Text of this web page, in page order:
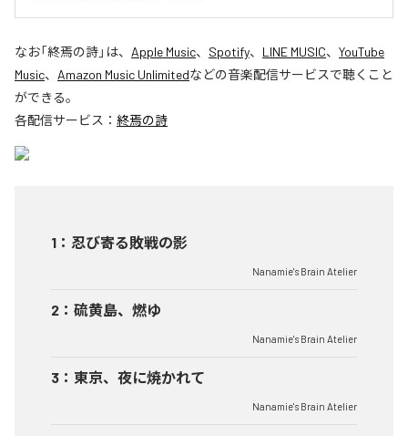
なお「終焉の詩」は、 Apple Music、 Spotify、 LINE MUSIC、 YouTube
Music、 Amazon Music Unlimitedなどの音楽配信サービスで聴くこと
ができる。
各配信サービス： 終焉の詩
1 ： 忍び寄る敗戦の影
Nanamie's Brain Atelier
2 ： 硫黄島、燃ゆ
Nanamie's Brain Atelier
3 ： 東京、夜に焼かれて
Nanamie's Brain Atelier